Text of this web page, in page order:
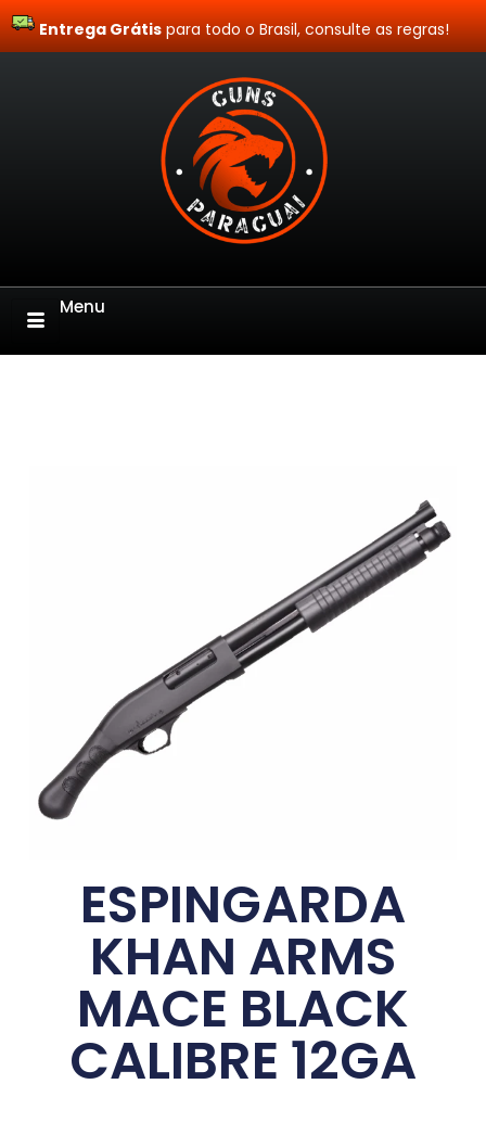
Site Blindado
Entrega Grátispara todo o Brasil, consulte as regras!
Menu
ESPINGARDA
KHAN ARMS
MACE BLACK
CALIBRE 12GA